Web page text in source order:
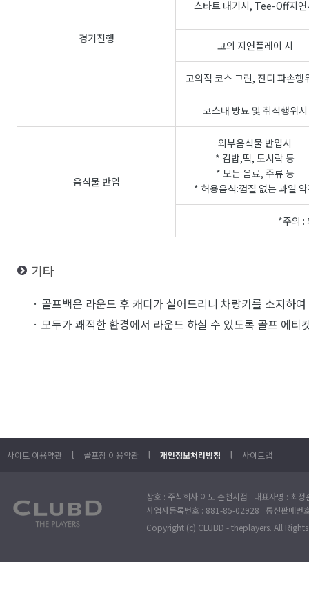
경기진행
스타트 대기시, Tee-Off지연
고의 지연플레이 시
고의적 코스 그린, 잔디 파손행
코스내 방뇨 및 취식행위시
음식물 반입
외부음식물 반입시
* 김밥,떡, 도시락 등
* 모든 음료, 주류 등
* 허용음식:껍질 없는 과일
*주의 :
기타
· 골프백은 라운드 후 캐디가 실어드리니 차량키를 소지하
· 모두가 쾌적한 환경에서 라운드 하실 수 있도록 골프 에티
사이트 이용약관 l 골프장 이용약관 l 개인정보처리방침 l 사이트맵
상호 : 주식회사 이도 춘천지점 대표자명 : 최
사업자등록번호 : 881-85-02928 통신판매번
Copyright (c) CLUBD - theplayers. All